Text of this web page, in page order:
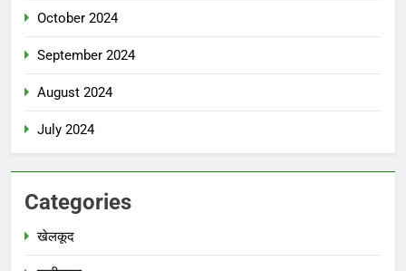
October 2024
September 2024
August 2024
July 2024
Categories
खेलकूद